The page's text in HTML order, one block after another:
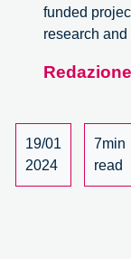
funded
research
19/01
2024
7min
read